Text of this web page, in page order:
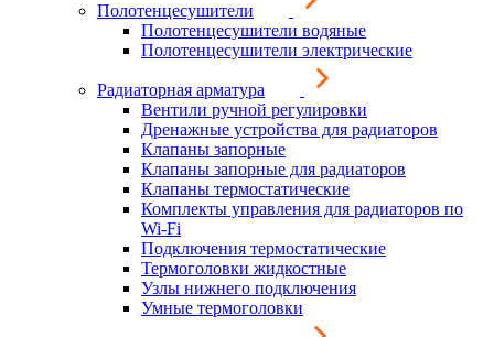
Полотенцесушители
Полотенцесушители водяные
Полотенцесушители электрические
Радиаторная арматура
Вентили ручной регулировки
Дренажные устройства для радиаторов
Клапаны запорные
Клапаны запорные для радиаторов
Клапаны термостатические
Комплекты управления для радиаторов по
Wi-Fi
Подключения термостатические
Термоголовки жидкостные
Узлы нижнего подключения
Умные термоголовки